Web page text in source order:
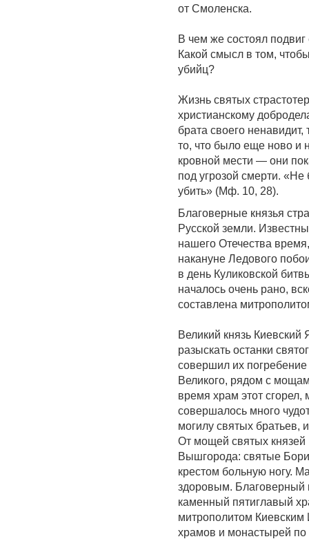
от Смоленска.
В чем же состоял
Какой смысл в том,
убийц?
Жизнь святых
христианскому
брата своего
то, что было еще ново и
кровной мести — они
под угрозой смерти.
убить» (Мф. 10, 28).
Благоверные князья
Русской земли.
нашего Отечества
накануне Ледового
в день Куликовской
началось очень рано,
составлена
Великий князь
разыскать останки
совершил их
Великого, рядом с
время храм этот
совершалось много
могилу святых братьев,
От мощей святых князей
Вышгорода: святые
крестом больную ногу.
здоровым. Благоверный
каменный пятиглавый
митрополитом
храмов и монастырей